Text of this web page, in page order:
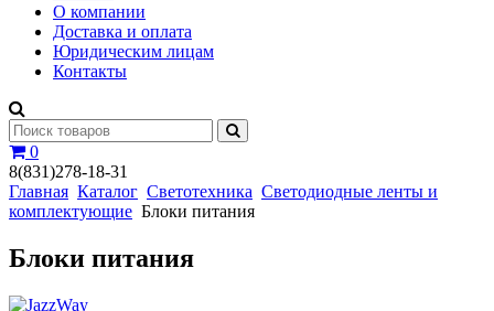
О компании
Доставка и оплата
Юридическим лицам
Контакты
0
8(831)278-18-31
Главная Каталог Светотехника Светодиодные ленты и
комплектующие Блоки питания
Блоки питания